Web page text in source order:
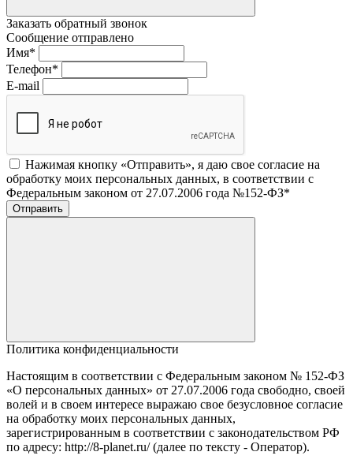
Заказать обратный звонок
Сообщение отправлено
Имя*
Телефон*
E-mail
Нажимая кнопку «Отправить», я даю свое согласие на
обработку моих персональных данных, в соответствии с
Федеральным законом от 27.07.2006 года №152-ФЗ*
Отправить
Политика конфиденциальности
Настоящим в соответствии с Федеральным законом № 152-ФЗ
«О персональных данных» от 27.07.2006 года свободно, своей
волей и в своем интересе выражаю свое безусловное согласие
на обработку моих персональных данных,
зарегистрированным в соответствии с законодательством РФ
по адресу: http://8-planet.ru/ (далее по тексту - Оператор).